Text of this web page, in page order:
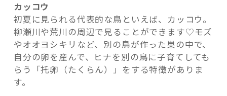
カッコウ
初夏に見られる代表的な鳥といえば、カッコウ。
柳瀬川や荒川の周辺で見ることができます♡モズ
やオオヨシキリなど、別の鳥が作った巣の中で、
自分の卵を産んで、ヒナを別の鳥に子育てしても
らう「托卵（たくらん）」をする特徴がありま
す。